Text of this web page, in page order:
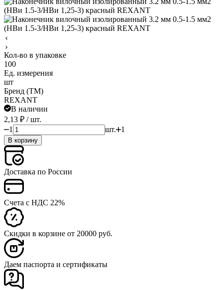
Кол-во в упаковке
100
Ед. измерения
шт
Бренд (ТМ)
REXANT
В наличии
2,13 ₽ / шт.
1
шт. 1
В корзину
Доставка по России
Счета с НДС 22%
Скидки в корзине от 20000 руб.
Даем паспорта и сертификаты